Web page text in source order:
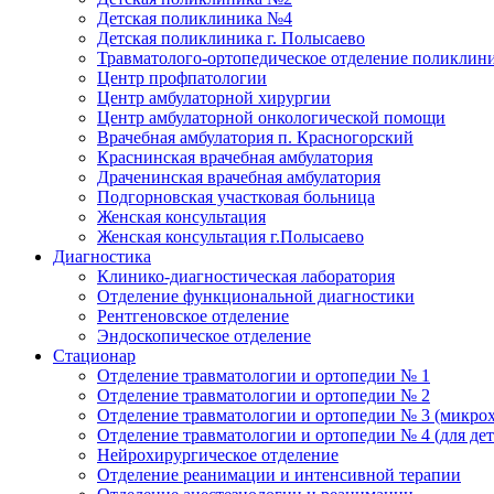
Детская поликлиника №4
Детская поликлиника г. Полысаево
Травматолого-ортопедическое отделение
Центр профпатологии
Центр амбулаторной хирургии
Центр амбулаторной онкологической помощи
Врачебная амбулатория п. Красногорский
Краснинская врачебная амбулатория
Драченинская врачебная амбулатория
Подгорновская участковая больница
Женская консультация
Женская консультация г.Полысаево
Диагностика
Клинико-диагностическая лаборатория
Отделение функциональной диагностики
Рентгеновское отделение
Эндоскопическое отделение
Стационар
Отделение травматологии и ортопедии № 1
Отделение травматологии и ортопедии № 2
Отделение травматологии и ортопедии № 3
Отделение травматологии и ортопедии № 4 (для
Нейрохирургическое отделение
Отделение реанимации и интенсивной терапии